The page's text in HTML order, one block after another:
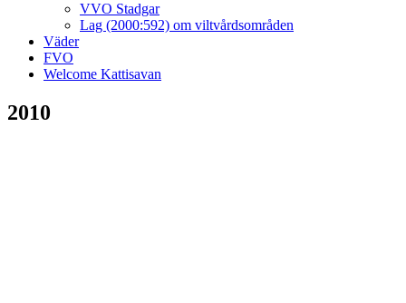
VVO Stadgar
Lag (2000:592) om viltvårdsområden
Väder
FVO
Welcome Kattisavan
2010